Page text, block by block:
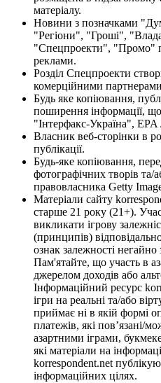
матеріалу.
Новини з позначками
"Регіони", "Гроші",
"Спецпроекти", "Промо"
реклами.
Розділ Спецпроекти
комерційними
Будь яке копіювання,
поширення інформації,
"Інтерфакс-Україна",
Власник веб-сторінки в
публікації.
Будь-яке копіювання,
фотографічних творів та/
правовласника Getty
Матеріали сайту
старше 21 року (21+).
викликати ігрову
(принципів)
ознак залежності негайно
Пам'ятайте, що участь в
джерелом доходів або
Інформаційний ресурс
ігри на реальні та/або
приймає ні в якій формі
платежів, які пов’язані/
азартними іграми,
які матеріали на
korrespondent.net
інформаційних цілях.